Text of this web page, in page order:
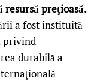
resursă preţioasă.
a fost instituită
privind
durabilă a